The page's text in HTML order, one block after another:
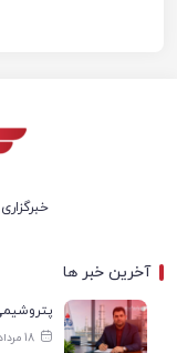
آخرین خبر ها
18 مرداد 1405 - ۱۵:۳۰